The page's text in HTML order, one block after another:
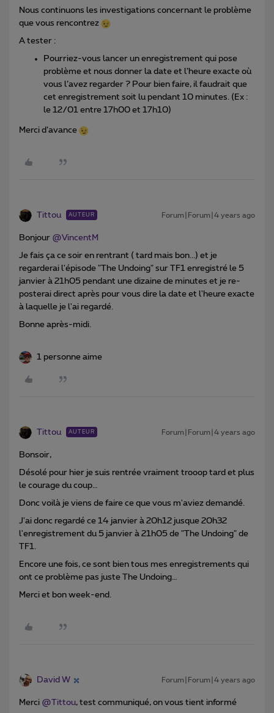
Nous continuons les investigations concernant le problème
que vous rencontrez
A tester :
Pourriez-vous lancer un enregistrement qui pose
problème et nous donner la date et l’heure exacte où
vous l’avez regarder ? Pour bien faire, il faudrait que
cet enregistrement soit lu pendant 10 minutes. (Ex :
le 12/01 entre 17h00 et 17h10)
Merci d’avance
Tittou AUTEUR Forum|Forum|4 years ago
Bonjour @VincentM
Je fais ça ce soir en rentrant ( tard mais bon...) et je
regarderai l'épisode "The Undoing" sur TF1 enregistré le 5
janvier à 21h05 pendant une dizaine de minutes et je re-
posterai direct après pour vous dire la date et l'heure exacte
à laquelle je l'ai regardé.
Bonne après-midi.
1 personne aime
Tittou AUTEUR Forum|Forum|4 years ago
Bonsoir,
Désolé pour hier je suis rentrée vraiment trooop tard et plus
le courage du coup…
Donc voilà je viens de faire ce que vous m'aviez demandé.
J'ai donc regardé ce 14 janvier à 20h12 jusque 20h32
l'enregistrement du 5 janvier à 21h05 de "The Undoing" de
TF1.
Encore une fois, ce sont bien tous mes enregistrements qui
ont ce problème pas juste The Undoing…
Merci et bon week-end.
David W Forum|Forum|4 years ago
Merci @Tittou, test communiqué, on vous tient informé